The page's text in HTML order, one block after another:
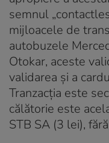
semnul
mijloacele de
autobuzele
Otokar, aceste
validarea şi a
Tranzacția este
călătorie este
STB SA (3 lei),